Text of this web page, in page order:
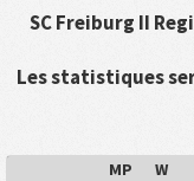
SC Freiburg II
Les statistiques
MP W